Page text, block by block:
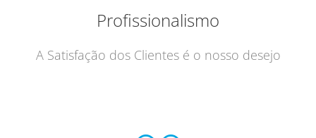
Profissionalismo
A Satisfação dos Clientes é o nosso desejo